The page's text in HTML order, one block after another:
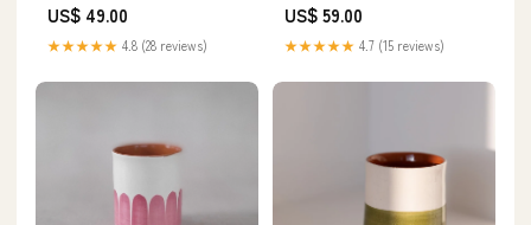
US$ 49.00
★★★★★ 4.8 (28 reviews)
US$ 59.00
★★★★★ 4.7 (15 reviews)